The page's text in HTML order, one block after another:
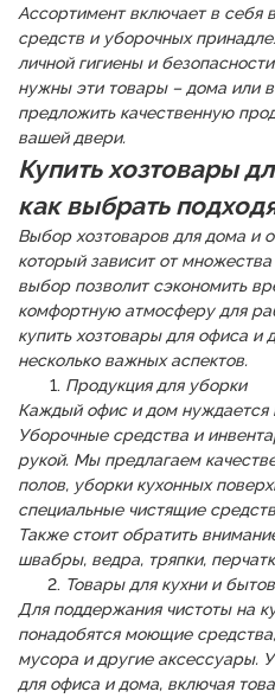
Ассортимент включает в себя
средств и уборочных
личной гигиены и
нужны эти товары – дома или
предложить качественную
вашей двери.
Купить хозтовары
как выбрать
Выбор хозтоваров для дома и
который зависит от
выбор позволит сэкономить
комфортную атмосферу для
купить хозтовары для офиса и
несколько важных аспектов.
Продукция для уборки
Каждый офис и дом нуждается
Уборочные средства и
рукой. Мы предлагаем
полов, уборки кухонных
специальные чистящие
Также стоит обратить
швабры, ведра, тряпки,
Товары для кухни и
Для поддержания чистоты на
понадобятся моющие
мусора и другие аксессуары.
для офиса и дома, включая